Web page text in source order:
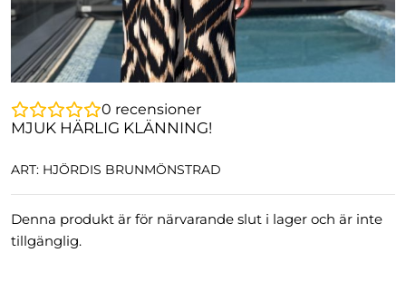
0 recensioner
MJUK HÄRLIG KLÄNNING!
ART: HJÖRDIS BRUNMÖNSTRAD
Denna produkt är för närvarande slut i lager och är inte
tillgänglig.